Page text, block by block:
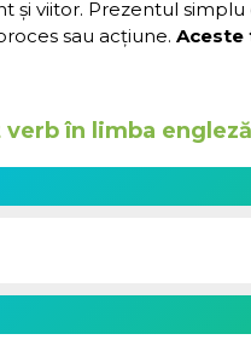
viitor. Prezentul
sau acțiune. Aceste
în limba engleză